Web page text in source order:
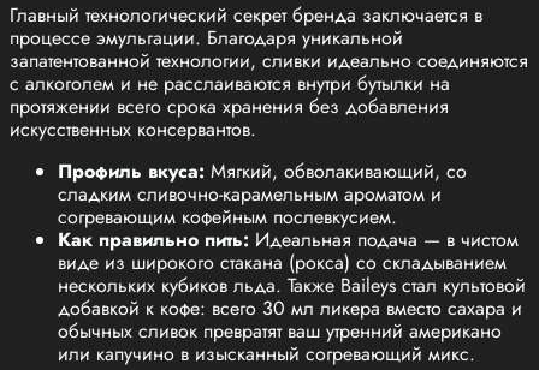
Главный технологический секрет бренда заключается в
процессе эмульгации. Благодаря уникальной
запатентованной технологии, сливки идеально соединяются
с алкоголем и не расслаиваются внутри бутылки на
протяжении всего срока хранения без добавления
искусственных консервантов.
Профиль вкуса: Мягкий, обволакивающий, со
сладким сливочно-карамельным ароматом и
согревающим кофейным послевкусием.
Как правильно пить: Идеальная подача — в чистом
виде из широкого стакана (рокса) со складыванием
нескольких кубиков льда. Также Baileys стал культовой
добавкой к кофе: всего 30 мл ликера вместо сахара и
обычных сливок превратят ваш утренний американо
или капучино в изысканный согревающий микс.